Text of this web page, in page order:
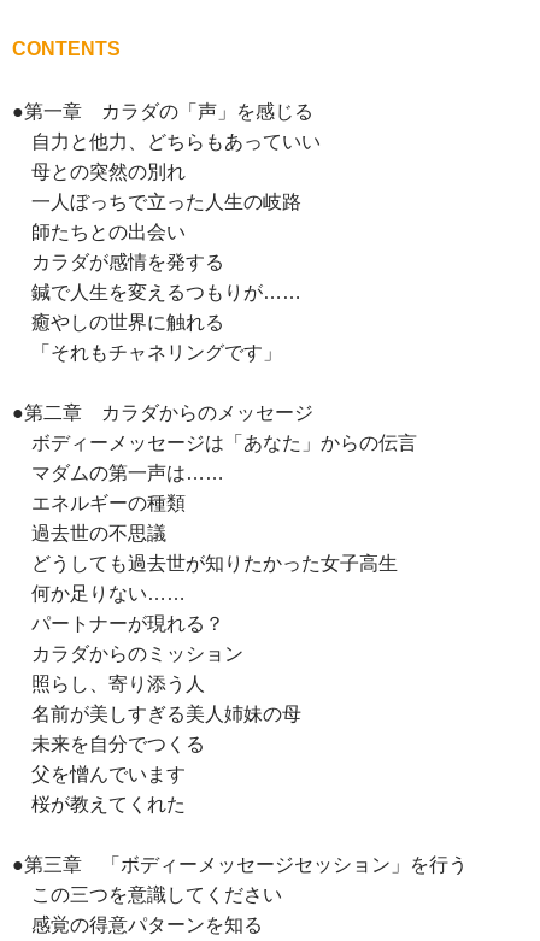
CONTENTS
●第一章 カラダの「声」を感じる
自力と他力、どちらもあっていい
母との突然の別れ
一人ぼっちで立った人生の岐路
師たちとの出会い
カラダが感情を発する
鍼で人生を変えるつもりが……
癒やしの世界に触れる
「それもチャネリングです」
●第二章 カラダからのメッセージ
ボディーメッセージは「あなた」からの伝言
マダムの第一声は……
エネルギーの種類
過去世の不思議
どうしても過去世が知りたかった女子高生
何か足りない……
パートナーが現れる？
カラダからのミッション
照らし、寄り添う人
名前が美しすぎる美人姉妹の母
未来を自分でつくる
父を憎んでいます
桜が教えてくれた
●第三章 「ボディーメッセージセッション」を行う
この三つを意識してください
感覚の得意パターンを知る